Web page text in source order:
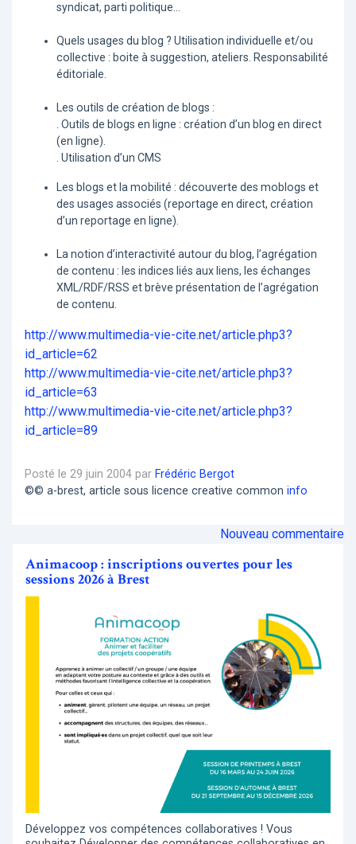
syndicat, parti politique...
Quels usages du blog ? Utilisation individuelle et/ou
collective : boite à suggestion, ateliers. Responsabilité
éditoriale.
Les outils de création de blogs :
. Outils de blogs en ligne : création d’un blog en direct
(en ligne).
. Utilisation d’un CMS
Les blogs et la mobilité : découverte des moblogs et
des usages associés (reportage en direct, création
d’un reportage en ligne).
La notion d’interactivité autour du blog, l’agrégation
de contenu : les indices liés aux liens, les échanges
XML/RDF/RSS et brève présentation de l’agrégation
de contenu.
http://www.multimedia-vie-cite.net/article.php3?
id_article=62
http://www.multimedia-vie-cite.net/article.php3?
id_article=63
http://www.multimedia-vie-cite.net/article.php3?
id_article=89
Posté le 29 juin 2004 par Frédéric Bergot
©© a-brest, article sous licence creative common info
Nouveau commentaire
Animacoop : inscriptions ouvertes pour les
sessions 2026 à Brest
Développez vos compétences collaboratives ! Vous